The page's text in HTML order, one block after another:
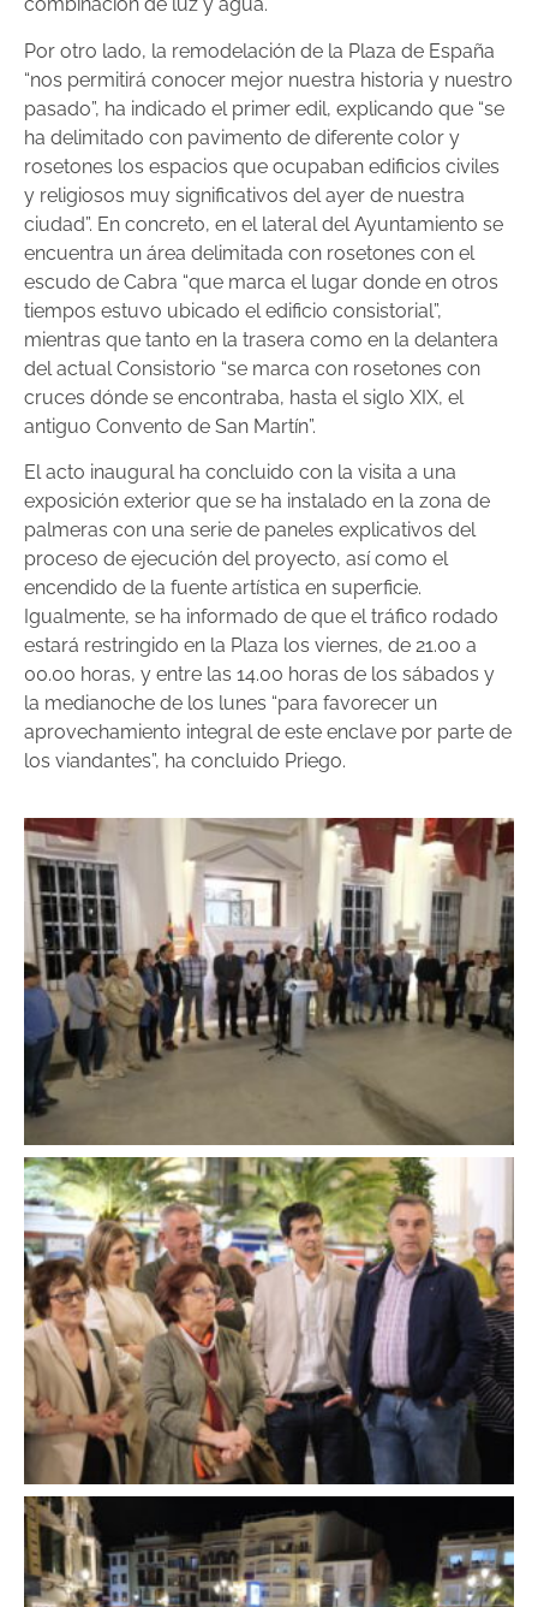
Por otro lado, la remodelación de la Plaza de España
“nos permitirá conocer mejor nuestra historia y nuestro
pasado”, ha indicado el primer edil, explicando que “se
ha delimitado con pavimento de diferente color y
rosetones los espacios que ocupaban edificios civiles
y religiosos muy significativos del ayer de nuestra
ciudad”. En concreto, en el lateral del Ayuntamiento se
encuentra un área delimitada con rosetones con el
escudo de Cabra “que marca el lugar donde en otros
tiempos estuvo ubicado el edificio consistorial”,
mientras que tanto en la trasera como en la delantera
del actual Consistorio “se marca con rosetones con
cruces dónde se encontraba, hasta el siglo XIX, el
antiguo Convento de San Martín”.
El acto inaugural ha concluido con la visita a una
exposición exterior que se ha instalado en la zona de
palmeras con una serie de paneles explicativos del
proceso de ejecución del proyecto, así como el
encendido de la fuente artística en superficie.
Igualmente, se ha informado de que el tráfico rodado
estará restringido en la Plaza los viernes, de 21.00 a
00.00 horas, y entre las 14.00 horas de los sábados y
la medianoche de los lunes “para favorecer un
aprovechamiento integral de este enclave por parte de
los viandantes”, ha concluido Priego.